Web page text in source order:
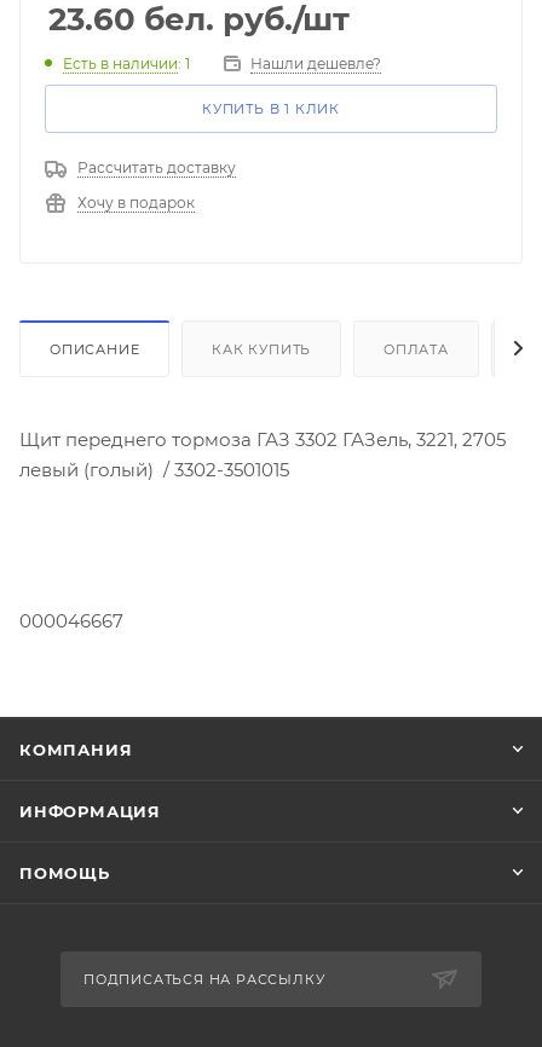
23.60 бел. руб./шт
Есть в наличии: 1 Нашли дешевле?
КУПИТЬ В 1 КЛИК
Рассчитать доставку
Хочу в подарок
ОПИСАНИЕ КАК КУПИТЬ ОПЛАТА
Щит переднего тормоза ГАЗ 3302 ГАЗель, 3221, 2705
левый (голый) / 3302-3501015
000046667
КОМПАНИЯ
ИНФОРМАЦИЯ
ПОМОЩЬ
ПОДПИСАТЬСЯ НА РАССЫЛКУ